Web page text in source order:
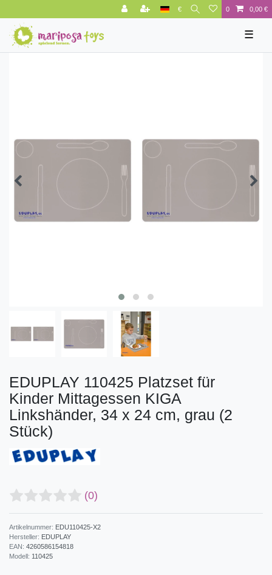
€ 0 0,00 €
☰
EDUPLAY 110425 Platzset für
Kinder Mittagessen KIGA
Linkshänder, 34 x 24 cm, grau (2
Stück)
(0)
Artikelnummer: EDU110425-X2
Hersteller: EDUPLAY
EAN: 4260586154818
Modell: 110425